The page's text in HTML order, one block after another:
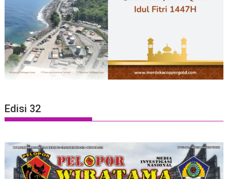
Edisi 32